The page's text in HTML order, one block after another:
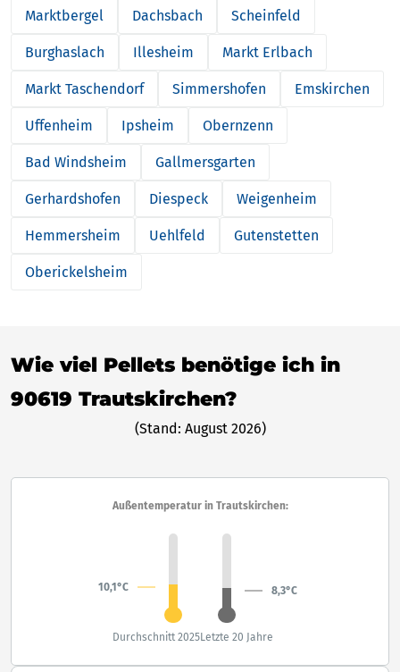
Marktbergel Dachsbach Scheinfeld
Burghaslach Illesheim Markt Erlbach
Markt Taschendorf Simmershofen Emskirchen
Uffenheim Ipsheim Obernzenn
Bad Windsheim Gallmersgarten
Gerhardshofen Diespeck Weigenheim
Hemmersheim Uehlfeld Gutenstetten
Oberickelsheim
Wie viel Pellets benötige ich in
90619 Trautskirchen?
(Stand: August 2026)
Außentemperatur in Trautskirchen:
10,1°C 8,3°C
Durchschnitt 2025Letzte 20 Jahre